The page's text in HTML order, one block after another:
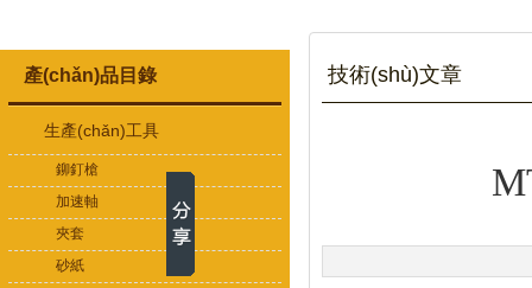
產(chǎn)品目錄
生產(chǎn)工具
鉚釘槍
加速軸
夾套
砂紙
技術(shù)文章